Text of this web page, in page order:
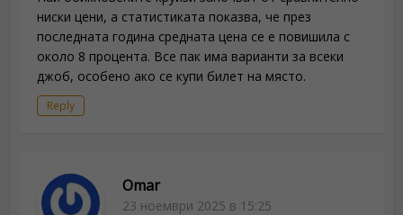
ниски цени, а статистиката показва, че през
последната година средната цена се е повишила с
около 8 процента. Все пак има варианти за всеки
джоб, особено ако се купи билет на място.
Reply
Omar
23 ноември 2025 в 15:25